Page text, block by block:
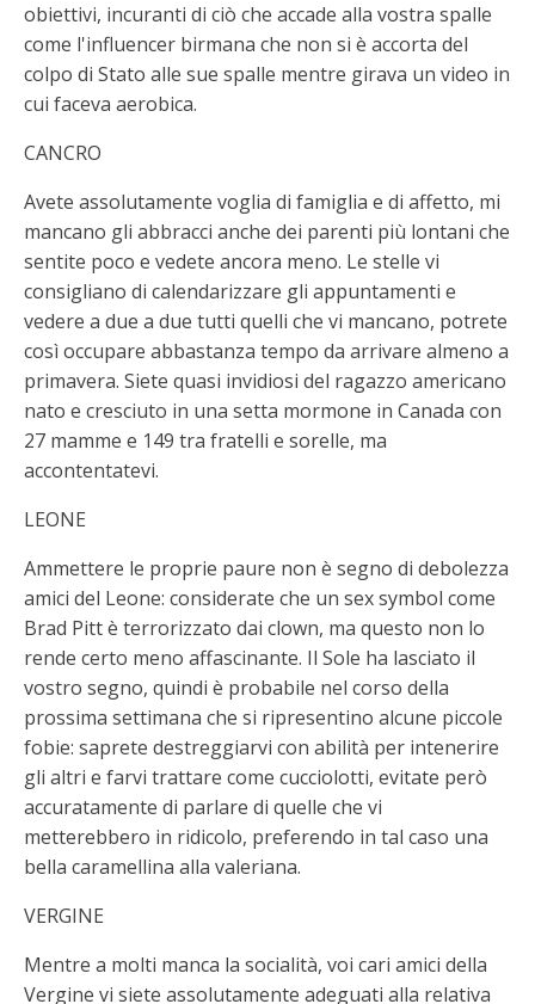
obiettivi, incuranti di ciò che accade alla vostra spalle
come l'influencer birmana che non si è accorta del
colpo di Stato alle sue spalle mentre girava un video in
cui faceva aerobica.
CANCRO
Avete assolutamente voglia di famiglia e di affetto, mi
mancano gli abbracci anche dei parenti più lontani che
sentite poco e vedete ancora meno. Le stelle vi
consigliano di calendarizzare gli appuntamenti e
vedere a due a due tutti quelli che vi mancano, potrete
così occupare abbastanza tempo da arrivare almeno a
primavera. Siete quasi invidiosi del ragazzo americano
nato e cresciuto in una setta mormone in Canada con
27 mamme e 149 tra fratelli e sorelle, ma
accontentatevi.
LEONE
Ammettere le proprie paure non è segno di debolezza
amici del Leone: considerate che un sex symbol come
Brad Pitt è terrorizzato dai clown, ma questo non lo
rende certo meno affascinante. Il Sole ha lasciato il
vostro segno, quindi è probabile nel corso della
prossima settimana che si ripresentino alcune piccole
fobie: saprete destreggiarvi con abilità per intenerire
gli altri e farvi trattare come cucciolotti, evitate però
accuratamente di parlare di quelle che vi
metterebbero in ridicolo, preferendo in tal caso una
bella caramellina alla valeriana.
VERGINE
Mentre a molti manca la socialità, voi cari amici della
Vergine vi siete assolutamente adeguati alla relativa